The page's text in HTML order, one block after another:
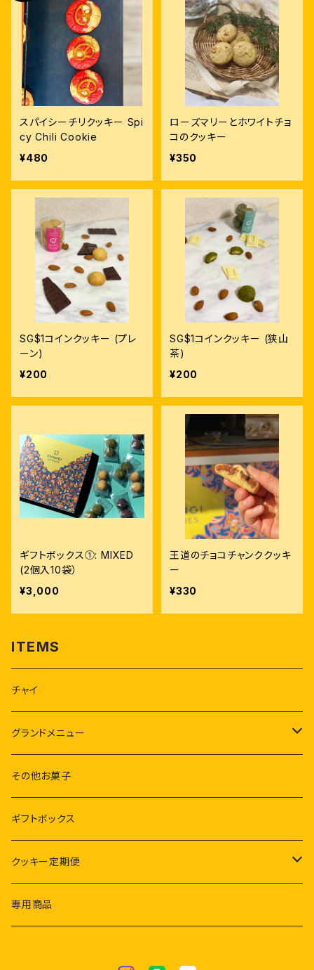
スパイシーチリクッキー Spi
cy Chili Cookie
¥480
ローズマリーとホワイトチョ
コのクッキー
¥350
SG$1コインクッキー (プレ
ーン)
¥200
SG$1コインクッキー (狭山
茶)
¥200
ギフトボックス①: MIXED
(2個入10袋）
¥3,000
王道のチョコチャンククッキ
ー
¥330
ITEMS
チャイ
グランドメニュー
SG$1コインクッキー
グルメクッキー
その他お菓子
ギフトボックス
クッキー定期便
ギフトボックス付き
専用商品